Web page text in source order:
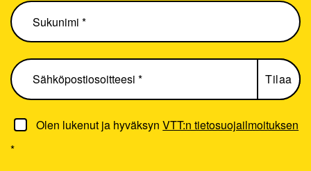
Olen lukenut ja hyväksynVTT:n tietosuojailmoituksen
*